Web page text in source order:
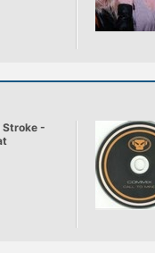
Stroke -